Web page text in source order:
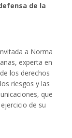
de la
a Norma
experta en
los derechos
riesgos y las
que
de su